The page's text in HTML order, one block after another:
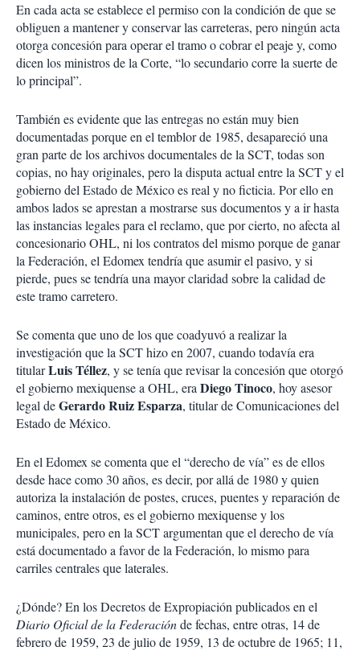
En cada acta se establece el permiso con la condición de que se
obliguen a mantener y conservar las carreteras, pero ningún acta
otorga concesión para operar el tramo o cobrar el peaje y, como
dicen los ministros de la Corte, “lo secundario corre la suerte de
lo principal”.
También es evidente que las entregas no están muy bien
documentadas porque en el temblor de 1985, desapareció una
gran parte de los archivos documentales de la SCT, todas son
copias, no hay originales, pero la disputa actual entre la SCT y el
gobierno del Estado de México es real y no ficticia. Por ello en
ambos lados se aprestan a mostrarse sus documentos y a ir hasta
las instancias legales para el reclamo, que por cierto, no afecta al
concesionario OHL, ni los contratos del mismo porque de ganar
la Federación, el Edomex tendría que asumir el pasivo, y si
pierde, pues se tendría una mayor claridad sobre la calidad de
este tramo carretero.
Se comenta que uno de los que coadyuvó a realizar la
investigación que la SCT hizo en 2007, cuando todavía era
titularLuis Téllez, y se tenía que revisar la concesión que otorgó
el gobierno mexiquense a OHL, era Diego Tinoco, hoy asesor
legal deGerardo Ruiz Esparza, titular de Comunicaciones del
Estado de México.
En el Edomex se comenta que el “derecho de vía” es de ellos
desde hace como 30 años, es decir, por allá de 1980 y quien
autoriza la instalación de postes, cruces, puentes y reparación de
caminos, entre otros, es el gobierno mexiquense y los
municipales, pero en la SCT argumentan que el derecho de vía
está documentado a favor de la Federación, lo mismo para
carriles centrales que laterales.
¿Dónde? En los Decretos de Expropiación publicados en el
Diario Oficial de la Federaciónde fechas, entre otras, 14 de
febrero de 1959, 23 de julio de 1959, 13 de octubre de 1965; 11,